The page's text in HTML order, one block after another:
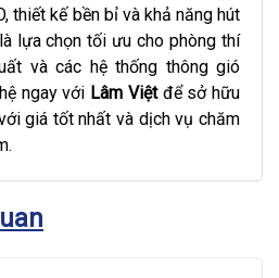
thiết kế bền bỉ và khả năng hút
lựa chọn tối ưu cho phòng thí
và các hệ thống thông gió
ngay với Lâm Việtđể sở hữu
giá tốt nhất và dịch vụ chăm